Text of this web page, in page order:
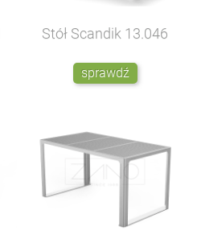
Stół Scandik 13.046
sprawdź